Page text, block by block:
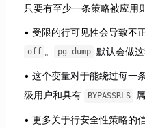
只要有至少一条策略被应用
受限的行可见性会导致不
off 。 pg_dump 默认会做这
这个变量对于能绕过每一
级用户和具有
BYPASSRLS
更多关于行安全性策略的